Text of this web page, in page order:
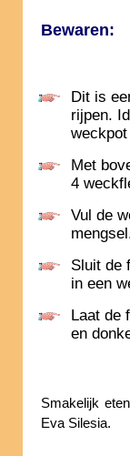
Bewaren:
Dit is
rijpen.
weckpot
Met
4
Vul de
Sluit de
in een
Laat de
en
Smakelijk
Eva Silesia.